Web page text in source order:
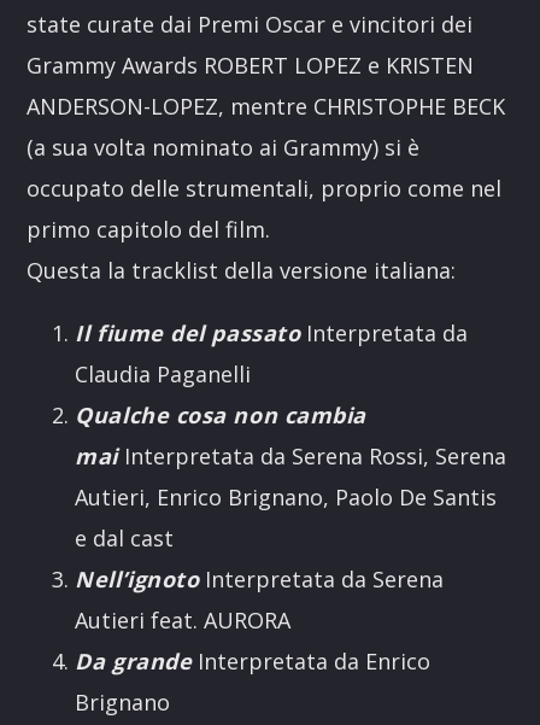
state curate dai Premi Oscar e vincitori dei
Grammy Awards ROBERT LOPEZ e KRISTEN
ANDERSON-LOPEZ, mentre CHRISTOPHE BECK
(a sua volta nominato ai Grammy) si è
occupato delle strumentali, proprio come nel
primo capitolo del film.
Questa la tracklist della versione italiana:
Il fiume del passatoInterpretata da
Claudia Paganelli
Qualche cosa non cambia
maiInterpretata da Serena Rossi, Serena
Autieri, Enrico Brignano, Paolo De Santis
e dal cast
Nell’ignotoInterpretata da Serena
Autieri feat. AURORA
Da grandeInterpretata da Enrico
Brignano